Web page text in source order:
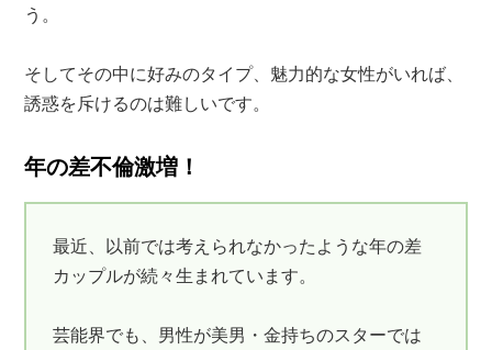
う。
そしてその中に好みのタイプ、魅力的な女性がいれば、
誘惑を斥けるのは難しいです。
年の差不倫激増！
最近、以前では考えられなかったような年の差
カップルが続々生まれています。
芸能界でも、男性が美男・金持ちのスターでは